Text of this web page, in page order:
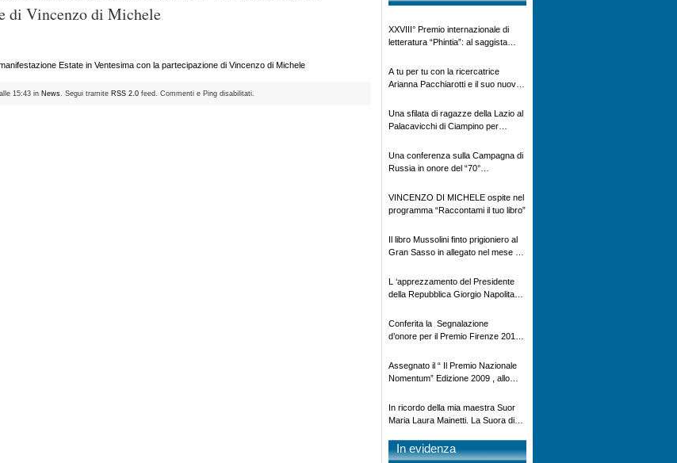
di Vincenzo di Michele
Estate in Ventesima con la partecipazione di Vincenzo di Michele
15:43 in News. Segui tramite RSS 2.0 feed. Commenti e Ping disabilitati.
XXVIII° Premio internazionale di
letteratura “Phintia”: al saggista
classificato generale – il diploma di
elogio e benemerenza per l’opera
A tu per tu con la ricercatrice
Arianna Pacchiarotti e il suo nuovo
Una sfilata di ragazze della Lazio al
Palacavicchi di Ciampino per
Una conferenza sulla Campagna di
Russia in onore del “70°
Nikolajewka
VINCENZO DI MICHELE ospite nel
programma “Raccontami il tuo libro”
Il libro Mussolini finto prigioniero al
Gran Sasso in allegato nel mese di
Gazzetta di Reggio, Gazzetta di
Modena , La Nuova Ferrara e la
L ‘apprezzamento del Presidente
della Repubblica Giorgio Napolitano
dedicato dall’autore Vincenzo Di
Michele a suo nipote Manuele
Istituzioni per una più viva
attenzione sul fenomeno delle stragi
Conferita la Segnalazione
d’onore per il Premio Firenze 2010
Dicembre 2010 a Firenze c/o
Palazzo Vecchio alla presenza del
Assegnato il “ Il Premio Nazionale
Nomentum” Edizione 2009 , allo
In ricordo della mia maestra Suor
Maria Laura Mainetti. La Suora di
suo alunno Vincenzo Di Michele
In evidenza